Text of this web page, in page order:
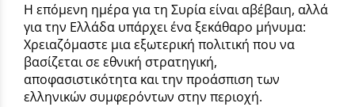
Η επόμενη ημέρα για τη Συρία είναι αβέβαιη, αλλά
για την Ελλάδα υπάρχει ένα ξεκάθαρο μήνυμα:
Χρειαζόμαστε μια εξωτερική πολιτική που να
βασίζεται σε εθνική στρατηγική,
αποφασιστικότητα και την προάσπιση των
ελληνικών συμφερόντων στην περιοχή.